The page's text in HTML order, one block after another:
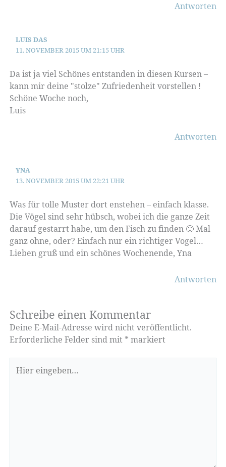
Antworten
LUIS DAS
11. NOVEMBER 2015 UM 21:15 UHR
Da ist ja viel Schönes entstanden in diesen Kursen –
kann mir deine "stolze" Zufriedenheit vorstellen !
Schöne Woche noch,
Luis
Antworten
YNA
13. NOVEMBER 2015 UM 22:21 UHR
Was für tolle Muster dort enstehen – einfach klasse.
Die Vögel sind sehr hübsch, wobei ich die ganze Zeit
darauf gestarrt habe, um den Fisch zu finden 🙂 Mal
ganz ohne, oder? Einfach nur ein richtiger Vogel…
Lieben gruß und ein schönes Wochenende, Yna
Antworten
Schreibe einen Kommentar
Deine E-Mail-Adresse wird nicht veröffentlicht.
Erforderliche Felder sind mit * markiert
eingeben…